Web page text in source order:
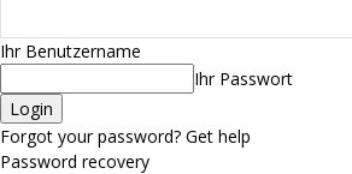
Ihr Benutzername
Ihr Passwort
Forgot your password? Get help
Password recovery